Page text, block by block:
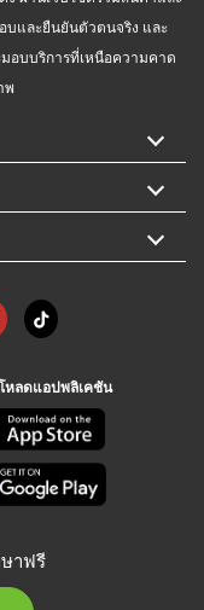
บและยืนยันตัวตนจริง และ
อบบริการที่เหนือความคาด
พ
หลดแอปพลิเคชัน
าฟรี